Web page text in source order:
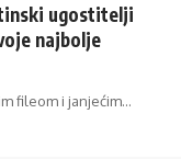
ugostitelji
najbolje
fileom i janjećim…